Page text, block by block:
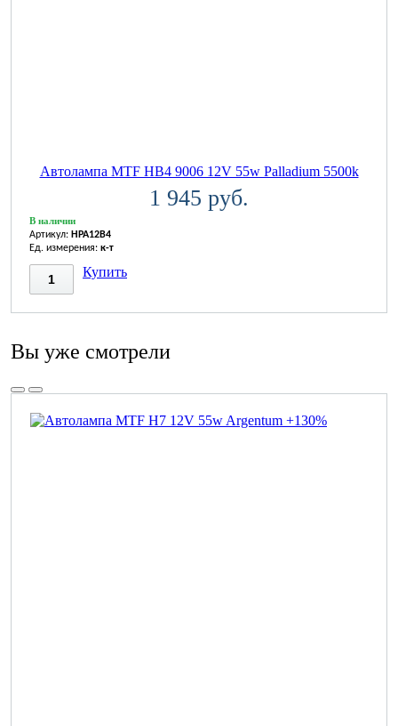
Автолампа MTF HB4 9006 12V 55w Palladium 5500k
1 945 руб.
В наличии
Артикул: HPA12B4
Ед. измерения: к-т
Купить
Вы уже смотрели